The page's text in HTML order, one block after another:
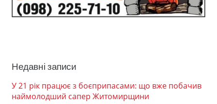
Недавні записи
У 21 рік працює з боєприпасами: що вже побачив
наймолодший сапер Житомирщини